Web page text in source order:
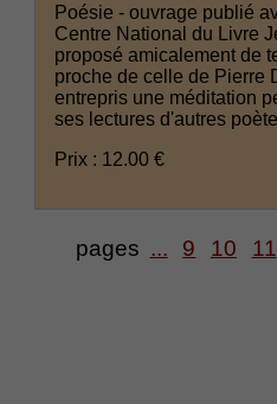
Poésie - ouvrage publié
Centre National du Livre
proposé amicalement de
proche de celle de Pierre
entrepris une méditation
ses lectures d'autres
Prix : 12.00 €
pages ... 9 10 11